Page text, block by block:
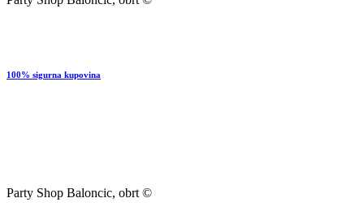
100% sigurna kupovina
Party Shop Baloncic, obrt ©